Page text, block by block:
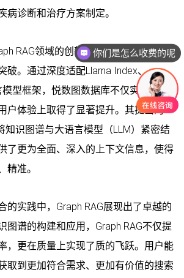
病诊断和治疗方案制定。
RAG领域的创新实践，无疑为信息检
破。通过深度适配Llama Index、
模型框架，悦数图数据库不仅实现了技
户体验上取得了显著提升。其提出的
知识图谱与大语言模型（LLM）紧密结
了更为全面、深入的上下文信息，使得
精准。
的实践中，Graph RAG展现出了卓越的
图谱的构建和应用，Graph RAG不仅提
，更在质量上实现了质的飞跃。用户能
取到更加符合需求、更加有价值的搜索
你们是怎么收费的呢
现在有优惠活动吗